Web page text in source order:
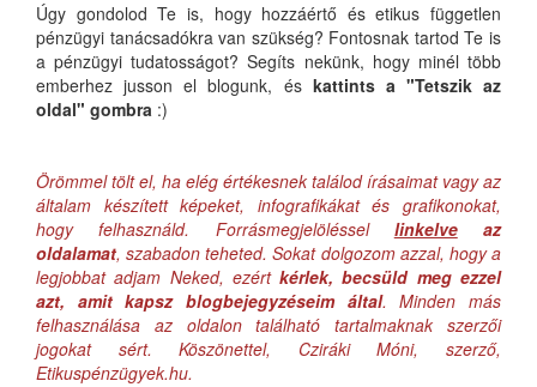
Úgy gondolod Te is, hogy hozzáértő és etikus független
pénzügyi tanácsadókra van szükség? Fontosnak tartod Te is
a pénzügyi tudatosságot? Segíts nekünk, hogy minél több
emberhez jusson el blogunk, és kattints a "Tetszik az
oldal" gombra :)
Örömmel tölt el, ha elég értékesnek találod írásaimat vagy az
általam készített képeket, infografikákat és grafikonokat,
hogy felhasználd. Forrásmegjelöléssel linkelveaz
oldalamat, szabadon teheted. Sokat dolgozom azzal, hogy a
legjobbat adjam Neked, ezértkérlek, becsüld meg ezzel
azt, amit kapsz blogbejegyzéseim által. Minden más
felhasználása az oldalon található tartalmaknak szerzői
jogokat sért. Köszönettel, Cziráki Móni, szerző,
Etikuspénzügyek.hu.